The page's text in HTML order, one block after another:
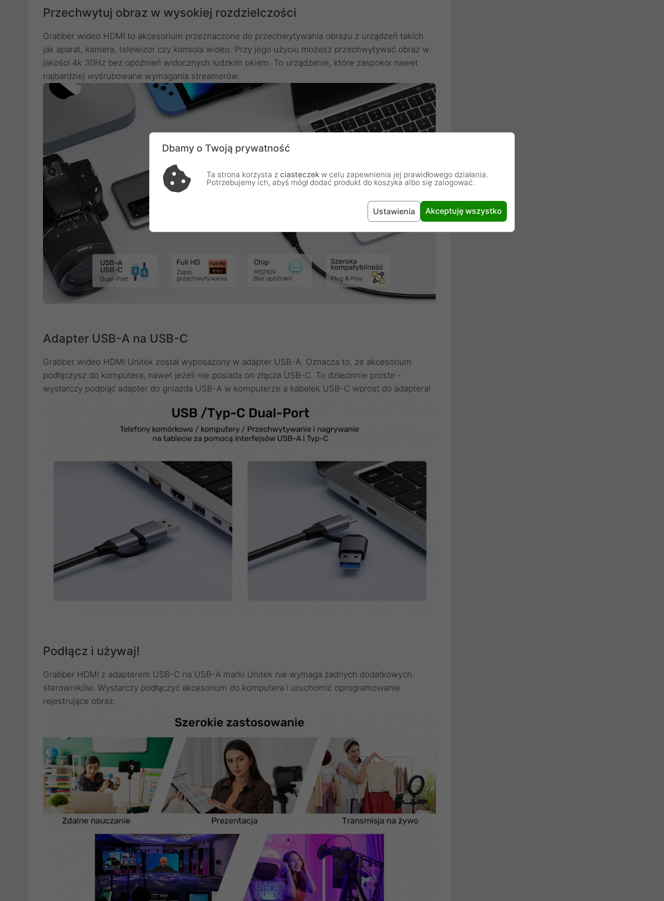
Przechwytuj obraz w wysokiej rozdzielczości
Grabber wideo HDMI to akcesorium przeznaczone do przechwytywania obrazu z urządzeń takich
jak aparat, kamera, telewizor czy konsola wideo. Przy jego użyciu możesz przechwytywać obraz w
jakości 4k 30Hz bez opóźnień widocznych ludzkim okiem. To urządzenie, które zaspokoi nawet
najbardziej wyśrubowane wymagania streamerów.
Adapter USB-A na USB-C
Grabber wideo HDMI Unitek został wyposażony w adapter USB-A. Oznacza to, że akcesorium
podłączysz do komputera, nawet jeżeli nie posiada on złącza USB-C. To dziecinnie proste -
wystarczy podpiąć adapter do gniazda USB-A w komputerze a kabelek USB-C wprost do adaptera!
Podłącz i używaj!
Grabber HDMI z adapterem USB-C na USB-A marki Unitek nie wymaga żadnych dodatkowych
sterowników. Wystarczy podłączyć akcesorium do komputera i uruchomić oprogramowanie
rejestrujące obraz.
Dbamy o Twoją prywatność
Ta strona korzysta z ciasteczek w celu zapewnienia jej prawidłowego działania.
Potrzebujemy ich, abyś mógł dodać produkt do koszyka albo się zalogować.
Ustawienia Akceptuję wszystko